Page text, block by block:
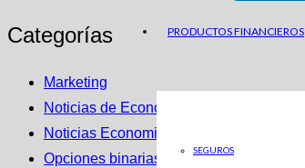
PRODUCTOS FINANCIEROS
SEGUROS
Categorías
Marketing
Noticias de Economia en ABC
Noticias Economicas
Opciones binarias